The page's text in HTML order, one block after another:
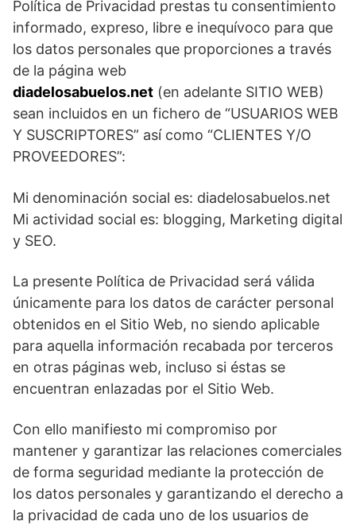
Política de Privacidad prestas tu consentimiento
informado, expreso, libre e inequívoco para que
los datos personales que proporciones a través
de la página web
diadelosabuelos.net (en adelante SITIO WEB)
sean incluidos en un fichero de “USUARIOS WEB
Y SUSCRIPTORES” así como “CLIENTES Y/O
PROVEEDORES”:
Mi denominación social es: diadelosabuelos.net
Mi actividad social es: blogging, Marketing digital
y SEO.
La presente Política de Privacidad será válida
únicamente para los datos de carácter personal
obtenidos en el Sitio Web, no siendo aplicable
para aquella información recabada por terceros
en otras páginas web, incluso si éstas se
encuentran enlazadas por el Sitio Web.
Con ello manifiesto mi compromiso por
mantener y garantizar las relaciones comerciales
de forma seguridad mediante la protección de
los datos personales y garantizando el derecho a
la privacidad de cada uno de los usuarios de